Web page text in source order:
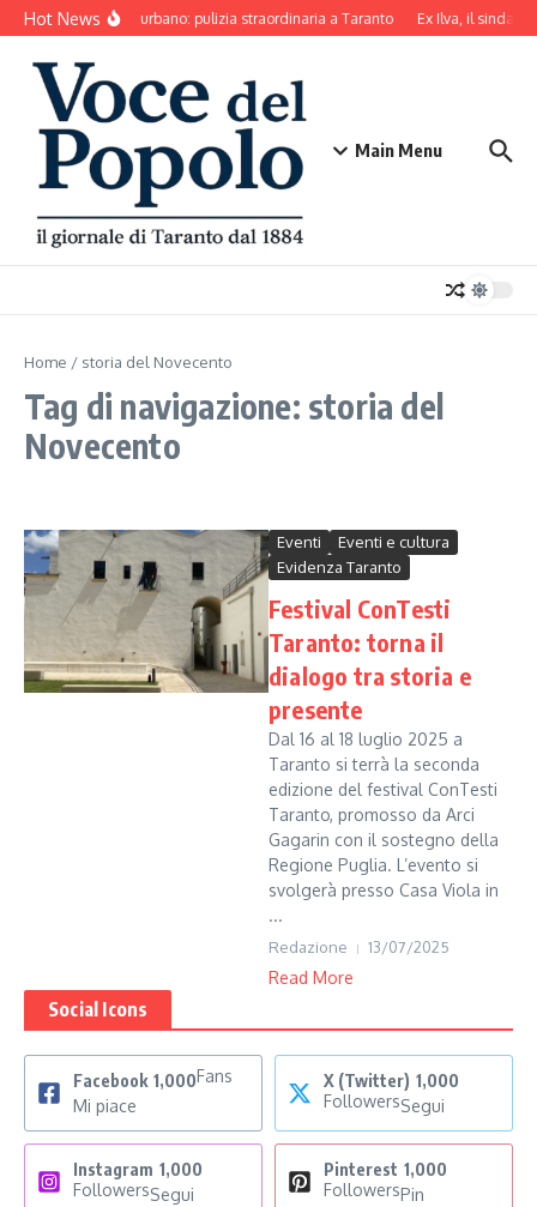
Salta al contenuto
Hot NewsDecoro urbano: pulizia straordinaria a Taranto Ex Ilva, il sindaco
Main Menu
Home / storia del Novecento
Tag di navigazione: storia del
Novecento
Eventi
Eventi e cultura
Evidenza Taranto
Festival ConTesti
Taranto: torna il
dialogo tra storia e
presente
Dal 16 al 18 luglio 2025 a
Taranto si terrà la seconda
edizione del festival ConTesti
Taranto, promosso da Arci
Gagarin con il sostegno della
Regione Puglia. L’evento si
svolgerà presso Casa Viola in
...
Redazione 13/07/2025
Read More
Social Icons
Facebook 1,000Fans
Mi piace
X (Twitter) 1,000
FollowersSegui
Instagram 1,000
FollowersSegui
Pinterest 1,000
FollowersPin